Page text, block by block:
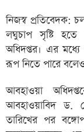
নিজস্ব প্রতিবেদক:
লঘুচাপ সৃষ্টি হতে
অধিদপ্তর। এর মধ্যে
রূপ নিতে পারে
আবহাওয়া
আবহাওয়াবিদ ড.
তারিখের পর